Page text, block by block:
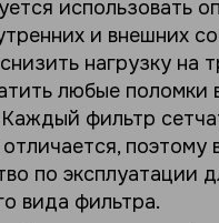
использовать
и внешних
нагрузку на
любые поломки
фильтр
поэтому
по эксплуатации
вида фильтра.